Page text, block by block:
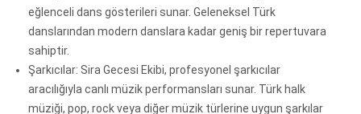
eğlenceli dans gösterileri sunar. Geleneksel Türk
danslarından modern danslara kadar geniş bir repertuvara
sahiptir.
Şarkıcılar: Sira Gecesi Ekibi, profesyonel şarkıcılar
aracılığıyla canlı müzik performansları sunar. Türk halk
müziği, pop, rock veya diğer müzik türlerine uygun şarkılar